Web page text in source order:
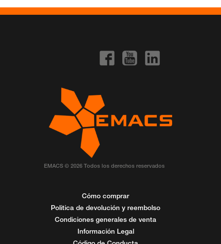
EMACS © 2026 Todos los derechos reservados
Cómo comprar
Politica de devolución y reembolso
Condiciones generales de venta
Información Legal